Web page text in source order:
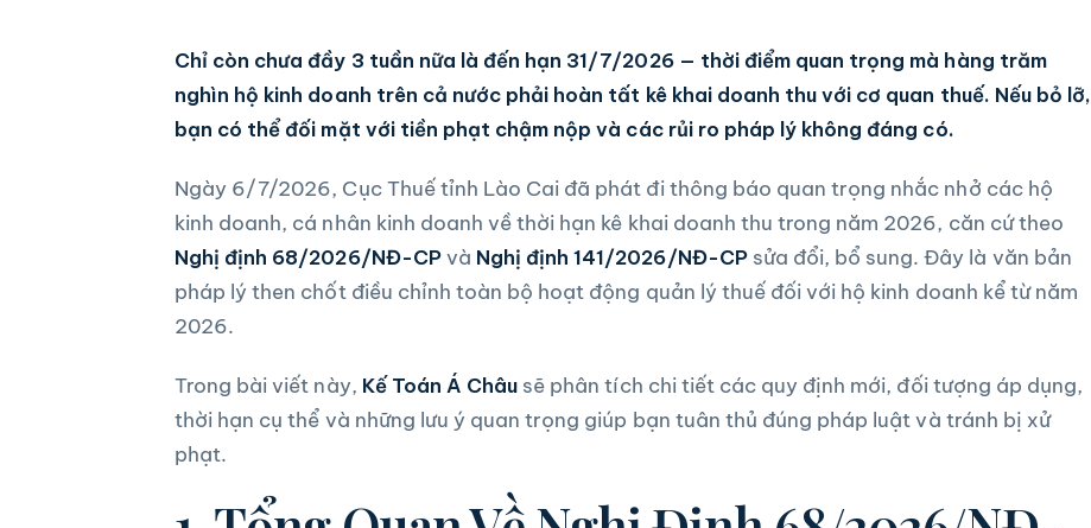
Chỉ còn chưa đầy 3 tuần nữa là đến hạn 31/7/2026 — thời điểm quan trọng mà hàng trăm
nghìn hộ kinh doanh trên cả nước phải hoàn tất kê khai doanh thu với cơ quan thuế. Nếu bỏ lỡ,
bạn có thể đối mặt với tiền phạt chậm nộp và các rủi ro pháp lý không đáng có.
Ngày 6/7/2026, Cục Thuế tỉnh Lào Cai đã phát đi thông báo quan trọng nhắc nhở các hộ
kinh doanh, cá nhân kinh doanh về thời hạn kê khai doanh thu trong năm 2026, căn cứ theo
Nghị định 68/2026/NĐ-CPvà Nghị định 141/2026/NĐ-CPsửa đổi, bổ sung. Đây là văn bản
pháp lý then chốt điều chỉnh toàn bộ hoạt động quản lý thuế đối với hộ kinh doanh kể từ năm
2026.
Trong bài viết này, Kế Toán Á Châu sẽ phân tích chi tiết các quy định mới, đối tượng áp dụng,
thời hạn cụ thể và những lưu ý quan trọng giúp bạn tuân thủ đúng pháp luật và tránh bị xử
phạt.